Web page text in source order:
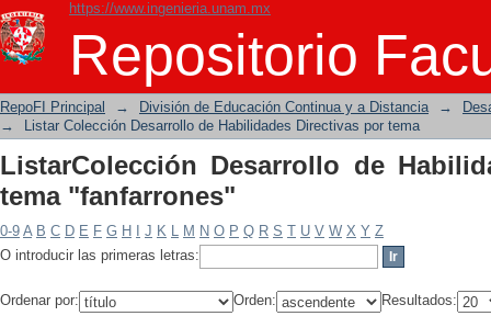
https://www.ingenieria.unam.mx
Repositorio
ListarColección Desarrollo de
RepoFI Principal → División de Educación Continua y a Distancia →
→
Listar Colección Desarrollo de Habilidades Directivas por tema
ListarColección Desarrollo de
tema "fanfarrones"
0-9 A B C D E F G H J K L M N O P Q R S T U V W X Y Z
O introducir las primeras letras:
Ordenar por: Orden: Resultados: